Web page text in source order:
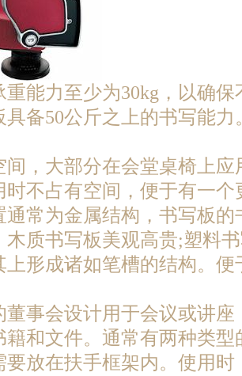
重能力至少为30kg，以确
具备50公斤之上的书写能力
间，大部分在会堂桌椅上
时不占有空间，便于有一
通常为金属结构，书写板
木质书写板美观高贵;塑料
上形成诸如笔槽的结构。便
董事会设计用于会议或讲
籍和文件。通常有两种类
要放在扶手框架内。使用